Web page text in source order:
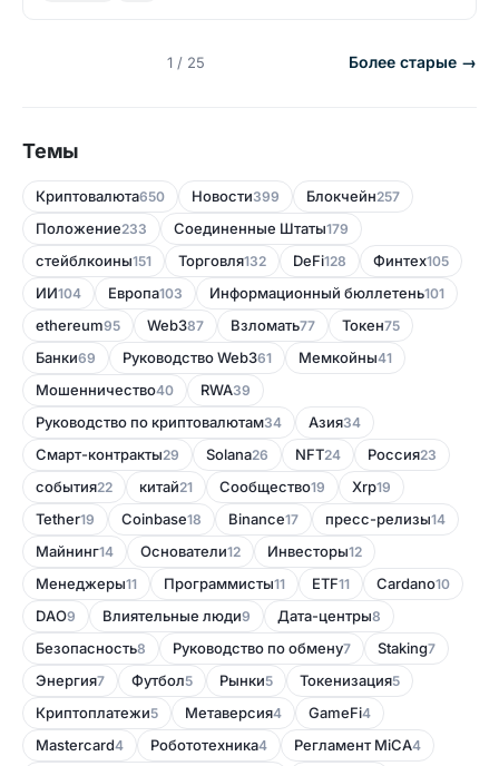
1 / 25 Более старые →
Темы
Криптовалюта650 Новости399 Блокчейн257
Положение233 Соединенные Штаты179
стейблкоины151 Торговля132 DeFi128 Финтех105
ИИ104 Европа103 Информационный бюллетень101
ethereum95 Web387 Bзломать77 Токен75
Банки69 Руководство Web361 Мемкойны41
Мошенничество40 RWA39
Руководство по криптовалютам34 Азия34
Смарт-контракты29 Solana26 NFT24 Россия23
события22 китай21 Сообщество19 Xrp19
Tether19 Coinbase18 Binance17 пресс-релизы14
Майнинг14 Основатели12 Инвесторы12
Менеджеры11 Программисты11 ETF11 Cardano10
DAO9 Влиятельные люди9 Дата-центры8
Безопасность8 Руководство по обмену7 Staking7
Энергия7 Футбол5 Рынки5 Токенизация5
Криптоплатежи5 Метаверсия4 GameFi4
Mastercard4 Робототехника4 Регламент MiCA4